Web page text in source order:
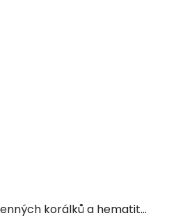
Náramek RONSI z kamenných korálků a hematitu se zlacenou chirurgickou ocelí - pudrově růžový